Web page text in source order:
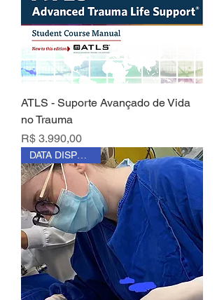
ATLS - Suporte Avançado de Vida
no Trauma
Preço
R$ 3.990,00